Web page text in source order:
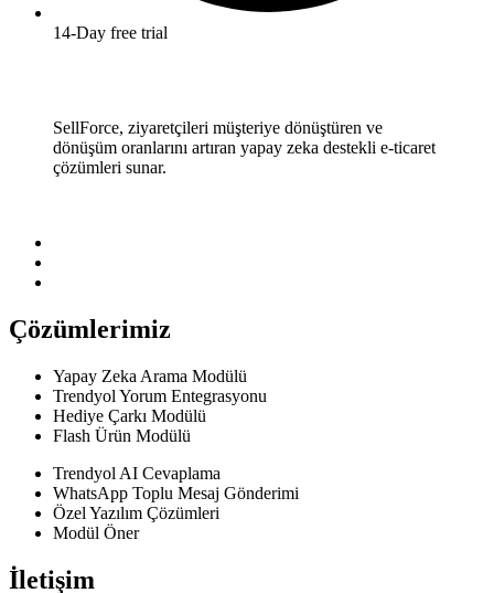
14-Day free trial
SellForce, ziyaretçileri müşteriye dönüştüren ve
dönüşüm oranlarını artıran yapay zeka destekli e-ticaret
çözümleri sunar.
Çözümlerimiz
Yapay Zeka Arama Modülü
Trendyol Yorum Entegrasyonu
Hediye Çarkı Modülü
Flash Ürün Modülü
Trendyol AI Cevaplama
WhatsApp Toplu Mesaj Gönderimi
Özel Yazılım Çözümleri
Modül Öner
İletişim